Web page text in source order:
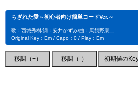
ちぎれた愛～初心者向け簡単コードVer.～
歌：西城秀樹/詞：安井かずみ/曲：馬飼野康二
Original Key：Em / Capo：0 / Play：Em